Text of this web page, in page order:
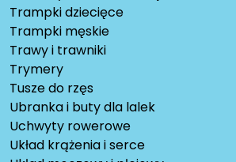
Trampki dziecięce
Trampki męskie
Trawy i trawniki
Trymery
Tusze do rzęs
Ubranka i buty dla lalek
Uchwyty rowerowe
Układ krążenia i serce